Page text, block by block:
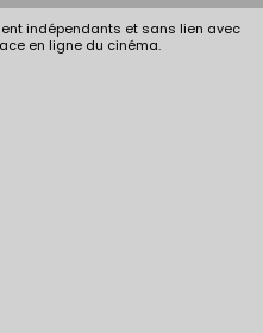
indépendants et sans lien avec
en ligne du cinéma.